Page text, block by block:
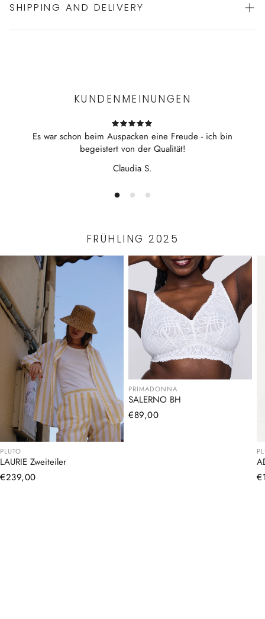
SHIPPING AND DELIVERY
KUNDENMEINUNGEN
Es war schon beim Auspacken eine Freude - ich bin
begeistert von der Qualität!
Claudia S.
FRÜHLING 2025
PLUTO
LAURIE Zweiteiler
Normaler
€239,00
PRIMADONNA
SALERNO BH
Normaler
€89,00